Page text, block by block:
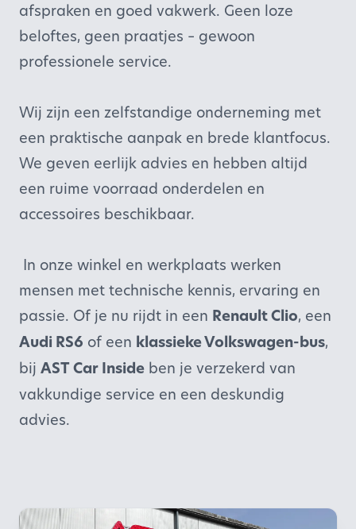
afspraken en goed vakwerk. Geen loze
beloftes, geen praatjes – gewoon
professionele service.
Wij zijn een zelfstandige onderneming met
een praktische aanpak en brede klantfocus.
We geven eerlijk advies en hebben altijd
een ruime voorraad onderdelen en
accessoires beschikbaar.
In onze winkel en werkplaats werken
mensen met technische kennis, ervaring en
passie. Of je nu rijdt in een Renault Clio, een
Audi RS6 of een klassieke Volkswagen-bus,
bij AST Car Inside ben je verzekerd van
vakkundige service en een deskundig
advies.